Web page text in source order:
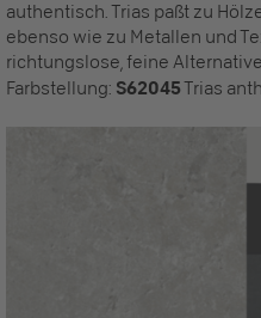
authentisch. Trias paßt zu
ebenso wie zu Metallen und
richtungslose, feine
Farbstellung: S62045Trias